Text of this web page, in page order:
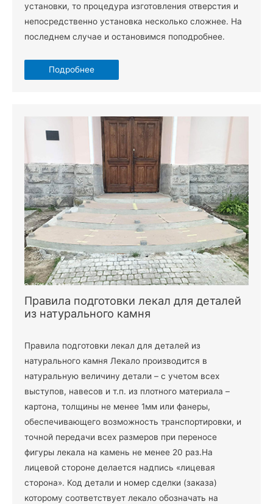
установки, то процедура изготовления отверстия и
непосредственно установка несколько сложнее. На
последнем случае и остановимся поподробнее.
Подробнее
Правила подготовки лекал для деталей
из натурального камня
Правила подготовки лекал для деталей из
натурального камня Лекало производится в
натуральную величину детали – с учетом всех
выступов, навесов и т.п. из плотного материала –
картона, толщины не менее 1мм или фанеры,
обеспечивающего возможность транспортировки, и
точной передачи всех размеров при переносе
фигуры лекала на камень не менее 20 раз.На
лицевой стороне делается надпись «лицевая
сторона». Код детали и номер сделки (заказа)
которому соответствует лекало обозначать на